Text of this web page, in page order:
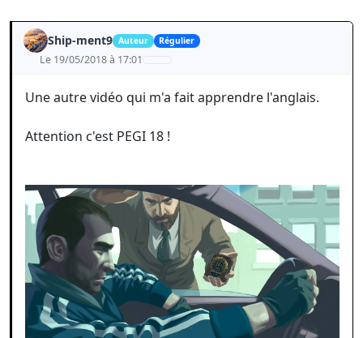
Ship-ment9 Auteur Régulier
Le 19/05/2018 à 17:01
Une autre vidéo qui m'a fait apprendre l'anglais.
Attention c'est PEGI 18 !